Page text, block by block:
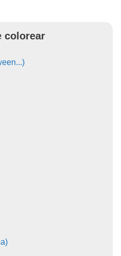
colorear